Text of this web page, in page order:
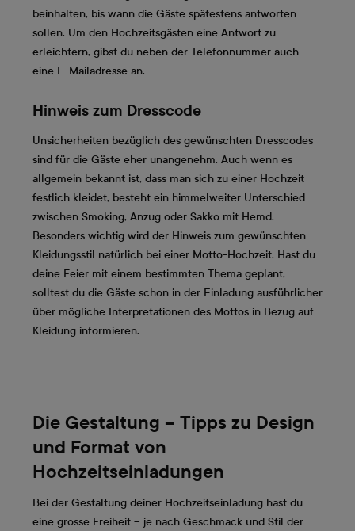
beinhalten, bis wann die Gäste spätestens antworten
sollen. Um den Hochzeitsgästen eine Antwort zu
erleichtern, gibst du neben der Telefonnummer auch
eine E-Mailadresse an.
Hinweis zum Dresscode
Unsicherheiten bezüglich des gewünschten Dresscodes
sind für die Gäste eher unangenehm. Auch wenn es
allgemein bekannt ist, dass man sich zu einer Hochzeit
festlich kleidet, besteht ein himmelweiter Unterschied
zwischen Smoking, Anzug oder Sakko mit Hemd.
Besonders wichtig wird der Hinweis zum gewünschten
Kleidungsstil natürlich bei einer Motto-Hochzeit. Hast du
deine Feier mit einem bestimmten Thema geplant,
solltest du die Gäste schon in der Einladung ausführlicher
über mögliche Interpretationen des Mottos in Bezug auf
Kleidung informieren.
Die Gestaltung – Tipps zu Design
und Format von
Hochzeitseinladungen
Bei der Gestaltung deiner Hochzeitseinladung hast du
eine grosse Freiheit – je nach Geschmack und Stil der